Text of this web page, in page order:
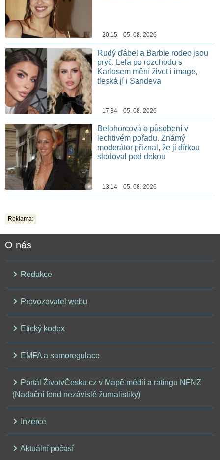
20:15 05. 08. 2026
Rudý ďábel a Barbie rodeo jsou
pryč. Lela po rozchodu s
Karlosem mění život i image,
tleská jí i Sandeva
17:34 05. 08. 2026
Belohorcová o působení v
lechtivém pořadu. Známý
moderátor přiznal, že ji dírkou
sledoval pod dekou
13:14 05. 08. 2026
Reklama:
O nás
Redakce
Provozovatel webu
Etický kodex
EMFA a samoregulace
Portál ŽivotvČesku.cz v Mapě médií a ratingu NFNZ
(Nadační fond nezávislé žurnalistiky)
Inzerce
Aktuální počasí